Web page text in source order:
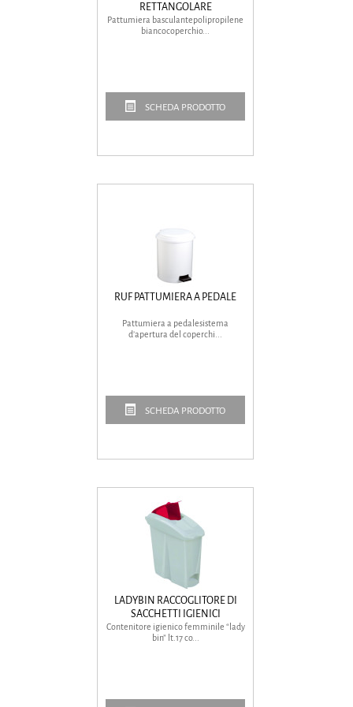
RETTANGOLARE
Pattumiera basculantepolipropilene
biancocoperchio...
SCHEDA PRODOTTO
RUF PATTUMIERA A PEDALE
Pattumiera a pedalesistema
d’apertura del coperchi...
SCHEDA PRODOTTO
LADYBIN RACCOGLITORE DI
SACCHETTI IGIENICI
Contenitore igienico femminile “lady
bin” lt.17 co...